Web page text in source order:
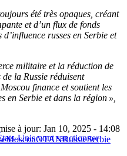
été très opaques, créant
et d’un flux de fonds
russes en Serbie et
militaire et la réduction de
la Russie réduisent
finance et soutient les
en Serbie et dans la région »,
Unis vont sanctionner
à jour: Jan 10, 2025 - 14:08
MoscouOTANRussieSerbie